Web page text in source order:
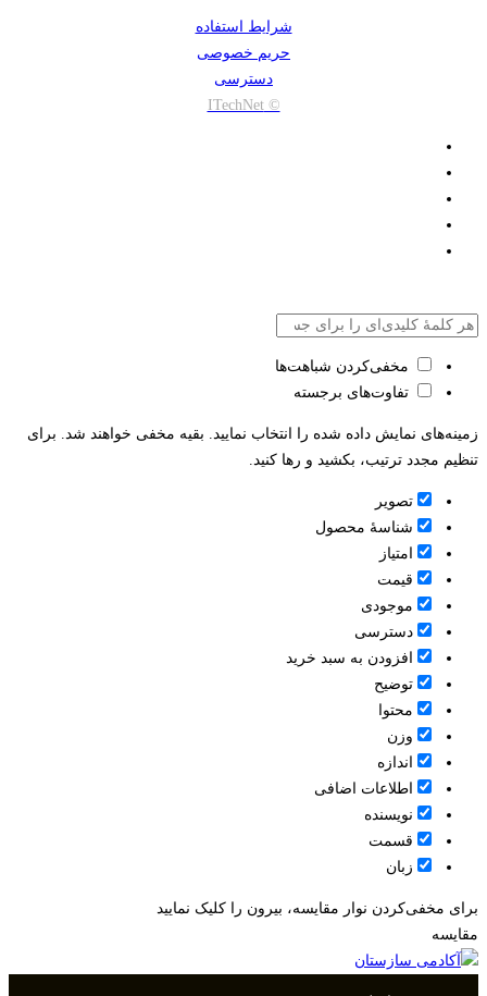
شرایط استفاده
حریم خصوصی
دسترسی
© ITechNet
مخفی‌کردن شباهت‌ها
تفاوت‌های برجسته
زمینه‌های نمایش داده شده را انتخاب نمایید. بقیه مخفی خواهند شد. برای
تنظیم مجدد ترتیب، بکشید و رها کنید.
تصویر
شناسۀ محصول
امتیاز
قيمت
موجودی
دسترسی
افزودن به سبد خرید
توضیح
محتوا
وزن
اندازه
اطلاعات اضافی
نویسنده
قسمت
زبان
برای مخفی‌کردن نوار مقایسه، بیرون را کلیک نمایید
مقایسه